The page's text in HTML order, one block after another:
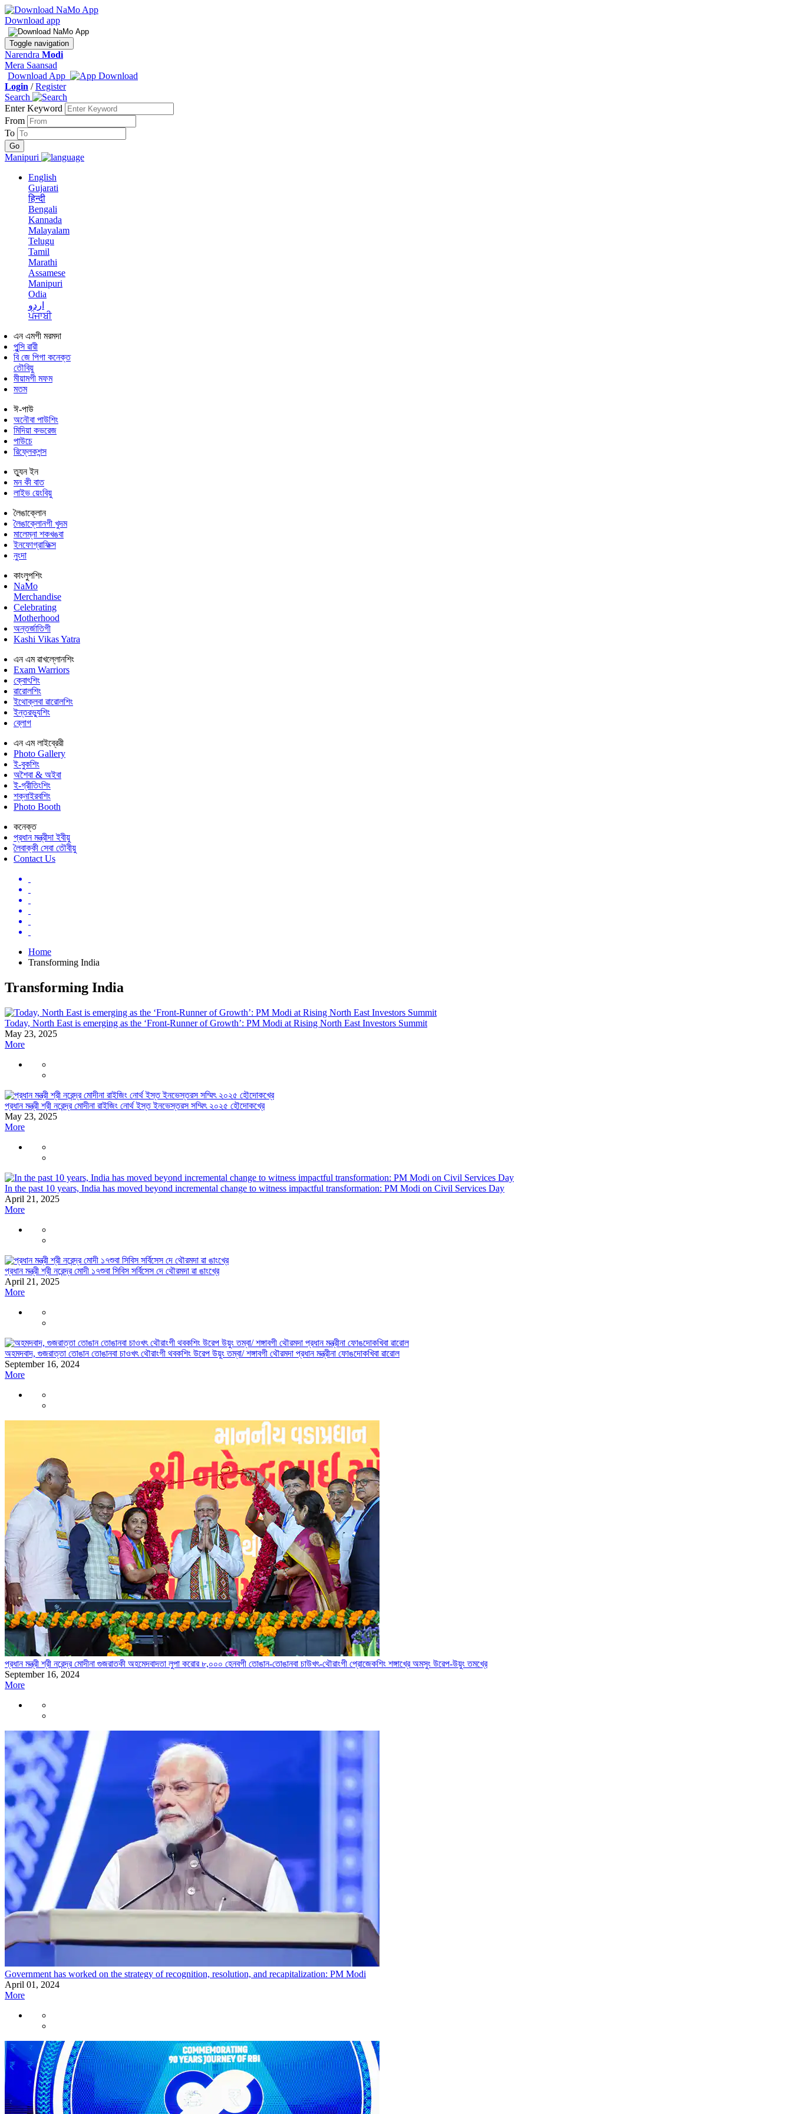
Download app
Toggle navigation
Narendra Modi
Mera Saansad
Download App
Login /Register
Search
Enter Keyword
From
To
Manipuri
English
Gujarati
हिन्दी
Bengali
Kannada
Malayalam
Telugu
Tamil
Marathi
Assamese
Manipuri
Odia
اردو
ਪੰਜਾਬੀ
এন এমগী মরমদা
পুন্সি ৱারী
বি জে পিগা কনেক্ত
তৌবিয়ু
মীয়ামগী মফম
মতম
ঈ-পাউ
অনৌবা পাউশিং
মিদিয়া কভরেজ
পাউচে
রিফ্লেকশন্স
ত্যুন ইন
মন কী বাত
লাইভ য়েংবিয়ু
লৈঙাক্লোন
লৈঙাক্লোনগী খুদম
মালেম্না শকখঙবা
ইনফোগ্রাফিক্স
নুংদা
কাংলুপশিং
NaMo
Merchandise
Celebrating
Motherhood
অন্তর্জাতিগী
Kashi Vikas Yatra
এন এম ৱাখল্লোনশিং
Exam Warriors
ক্বোৎশিং
ৱারোলশিং
ইথোক্লবা ৱারোলশিং
ইন্তরভ্যুশিং
ব্লোগ
এন এম লাইব্রেরী
Photo Gallery
ই-বুকশিং
অশৈবা & অইবা
ই-গ্রীতিংশিং
শক্নাইরবশিং
Photo Booth
কনেক্ত
প্রধান মন্ত্রীদা ইবীয়ু
লৈবাক্কী সেবা তৌবীয়ু
Contact Us
Home
Transforming India
Transforming India
Today, North East is emerging as the ‘Front-Runner of Growth’: PM Modi at Rising North East Investors Summit
May 23, 2025
More
প্রধান মন্ত্রী শ্রী নরেন্দ্র মোদীনা রাইজিং নোর্থ ইস্ত ইনভেস্তরস সম্মিৎ ২০২৫ হৌদোকখ্রে
May 23, 2025
More
In the past 10 years, India has moved beyond incremental change to witness impactful transformation: PM Modi on Civil Services Day
April 21, 2025
More
প্রধান মন্ত্রী শ্রী নরেন্দ্র মোদী ১৭শুবা সিবিস সর্বিসেস দে থৌরমদা ৱা ঙাংখ্রে
April 21, 2025
More
অহমদবাদ, গুজরাত্তা তোঙান তোঙানবা চাওখৎ থৌরাংগী থবকশিং উরেপ উয়ুং তম্বা/ শঙ্গাবগী থৌরমদা প্রধান মন্ত্রীনা ফোঙদোকখিবা ৱারোল
September 16, 2024
More
প্রধান মন্ত্রী শ্রী নরেন্দ্র মোদীনা গুজরাতকী অহমেদবাদতা লুপা করোর ৮,০০০ হেনবগী তোঙান-তোঙানবা চাউখৎ-থৌরাংগী প্রোজেকশিং শঙ্গাখ্রে অমসুং উরেপ-উয়ুং তমখ্রে
September 16, 2024
More
Government has worked on the strategy of recognition, resolution, and recapitalization: PM Modi
April 01, 2024
More